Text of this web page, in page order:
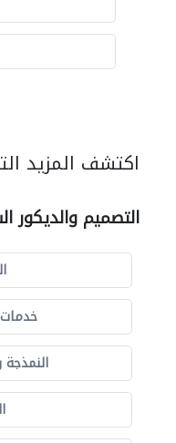
اكتشف المزيد
التصميم والديكور
النمذجة